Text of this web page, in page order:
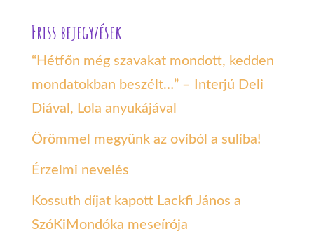
Friss bejegyzések
“Hétfőn még szavakat mondott, kedden
mondatokban beszélt…” – Interjú Deli
Diával, Lola anyukájával
Örömmel megyünk az oviból a suliba!
Érzelmi nevelés
Kossuth díjat kapott Lackfi János a
SzóKiMondóka meseírója